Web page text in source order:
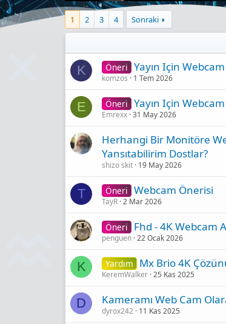
1 2 3 4 Sonraki
K Öneri Yayın Için
komzos 1 Tem 2026
E Öneri Yayın Için
Emrexx 31 May 2026
Herhangi Bir Monitöre
Yansıtabilirim Dostlar?
shizo skit 19 May 2026
T Öneri Webcam Önerisi
TayR 2 Mar 2026
Öneri Fhd - 4K Webcam
penguen 22 Ocak 2026
K Yardım Mx Brio 4K
KeremWalker 25 Kas 2025
D Kameramı Web Cam
dyrox242 11 Kas 2025